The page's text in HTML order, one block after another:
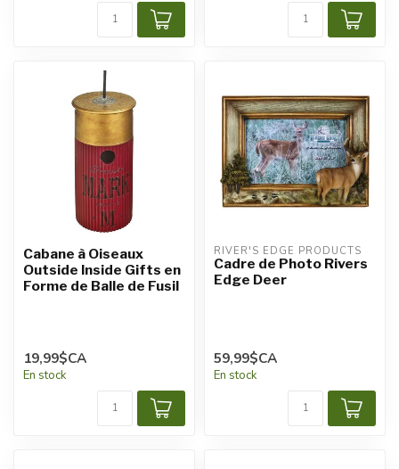
Cabane à Oiseaux
Outside Inside Gifts en
Forme de Balle de Fusil
19,99$CA
En stock
RIVER'S EDGE PRODUCTS
Cadre de Photo Rivers
Edge Deer
59,99$CA
En stock